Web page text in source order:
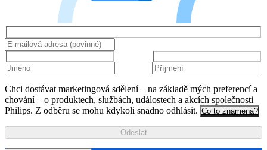
Chci dostávat marketingová sdělení – na základě mých preferencí a
chování – o produktech, službách, událostech a akcích společnosti
Philips. Z odběru se mohu kdykoli snadno odhlásit. Co to znamená?
Odeslat